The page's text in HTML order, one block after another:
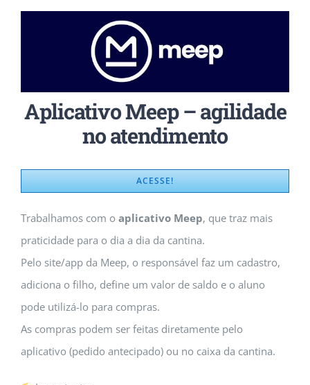
Aplicativo Meep – agilidade
no atendimento
ACESSE!
Trabalhamos com o aplicativo Meep, que traz mais
praticidade para o dia a dia da cantina.
Pelo site/app da Meep, o responsável faz um cadastro,
adiciona o filho, define um valor de saldo e o aluno
pode utilizá-lo para compras.
As compras podem ser feitas diretamente pelo
aplicativo (pedido antecipado) ou no caixa da cantina.